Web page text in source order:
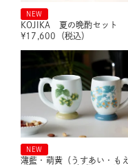
NEW
KOJIKA 夏の晩酌セット
¥17,600 （税込）
NEW
薄藍・萌黄（うすあい・もえ